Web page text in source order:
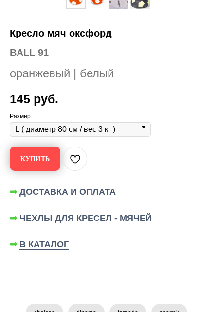
Кресло мяч оксфорд
BALL 91
оранжевый | белый
145 руб.
Размер:
КУПИТЬ
➡ ДОСТАВКА И ОПЛАТА
➡ ЧЕХЛЫ ДЛЯ КРЕСЕЛ - МЯЧЕЙ
➡ В КАТАЛОГ